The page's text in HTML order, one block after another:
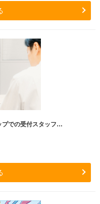
での受付スタッフ…